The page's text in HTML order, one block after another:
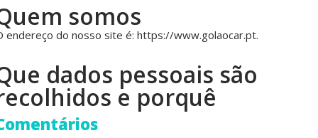
somos
endereço do nosso site é: https://www.golaocar.pt.
dados pessoais são
e porquê